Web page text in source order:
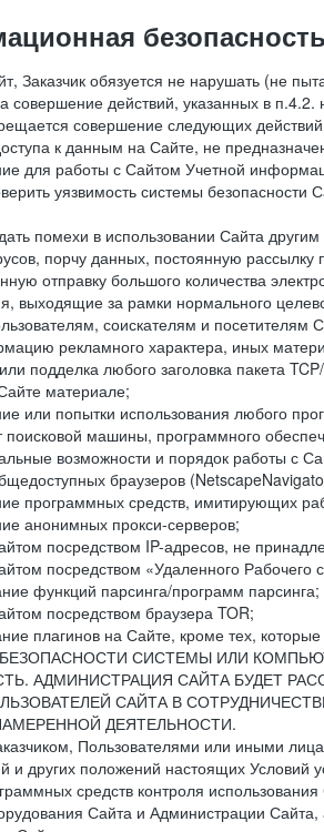
Заказчик обязуется не нарушать (не
совершение действий, указанных в
совершение следующих
к данным на Сайте, не
для работы с Сайтом Учетной
уязвимость системы
помехи в использовании Сайта
порчу данных, постоянную
отправку большого количества
выходящие за рамки нормального
соискателям и
рекламного характера, иных
подделка любого заголовка пакета
материале;
или попытки использования любого
поисковой машины, программного
возможности и порядок работы с
браузеров
программных средств, имитирующих
анонимных прокси-серверов;
посредством IP-адресов, не
посредством «Удаленного Рабочего
функций парсинга/программ парсинга;
посредством браузера TOR;
плагинов на Сайте, кроме тех,
СИСТЕМЫ ИЛИ
АДМИНИСТРАЦИЯ САЙТА БУДЕТ
САЙТА В
ДЕЯТЕЛЬНОСТИ.
Пользователями или иными
и других положений настоящих Условий
средств контроля
Сайта и Администрации